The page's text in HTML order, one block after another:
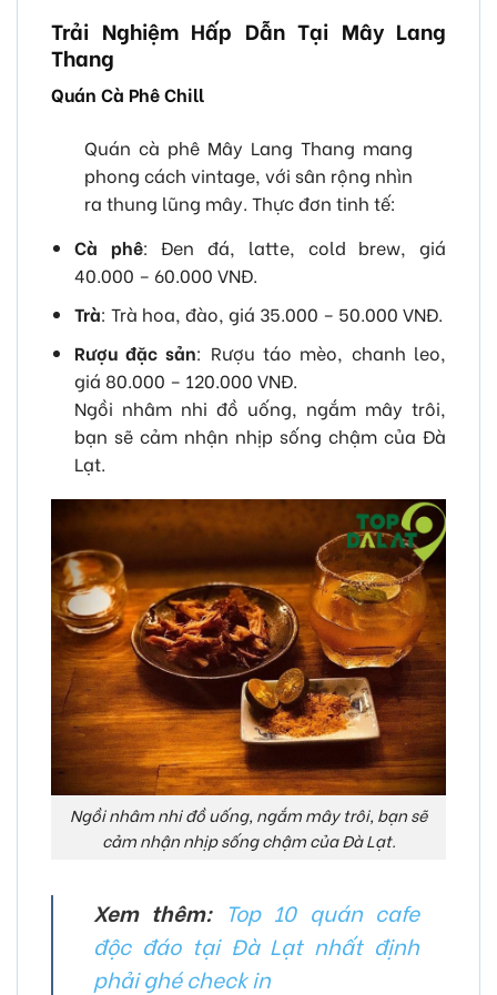
Trải Nghiệm Hấp Dẫn Tại Mây Lang
Thang
Quán Cà Phê Chill
Quán cà phê Mây Lang Thang mang
phong cách vintage, với sân rộng nhìn
ra thung lũng mây. Thực đơn tinh tế:
Cà phê: Đen đá, latte, cold brew, giá
40.000 – 60.000 VNĐ.
Trà: Trà hoa, đào, giá 35.000 – 50.000 VNĐ.
Rượu đặc sản: Rượu táo mèo, chanh leo,
giá 80.000 – 120.000 VNĐ.
Ngồi nhâm nhi đồ uống, ngắm mây trôi,
bạn sẽ cảm nhận nhịp sống chậm của Đà
Lạt.
Ngồi nhâm nhi đồ uống, ngắm mây trôi, bạn sẽ
cảm nhận nhịp sống chậm của Đà Lạt.
Xem thêm: Top 10 quán cafe
độc đáo tại Đà Lạt nhất định
phải ghé check in